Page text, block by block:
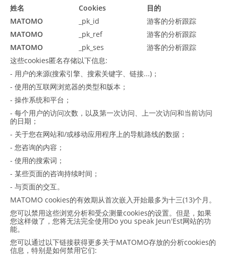
姓名
Cookies
目的
MATOMO
_pk_id
游客的分析跟踪
MATOMO
_pk_ref
游客的分析跟踪
MATOMO
_pk_ses
游客的分析跟踪
这些cookies匿名存储以下信息:
- 用户的来源(搜索引擎、搜索关键字、链接...)；
- 使用的互联网浏览器的类型和版本；
- 操作系统和平台；
- 每个用户的访问次数，以及第一次访问、上一次访问和当前访问
的日期；
- 关于您在网站和/或移动应用程序上的导航路线的数据；
- 您咨询的内容；
- 使用的搜索词；
- 某些页面的咨询持续时间；
- 与页面的交互。
MATOMO cookies的有效期从首次嵌入开始最多为十三(13)个月。
您可以禁用这些浏览分析和受众测量cookies的设置。但是，如果
您这样做了，您将无法完全使用Do you speak Jeun'Est网站的功
能。
您可以通过以下链接获得更多关于MATOMO存放的分析cookies的
信息，特别是如何禁用它们: